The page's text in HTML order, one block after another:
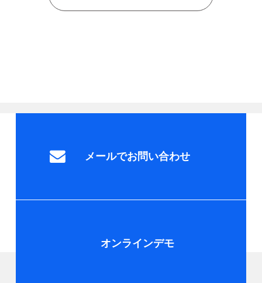
メールでお問い合わせ
オンラインデモ